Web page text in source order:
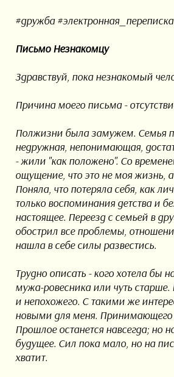
#дружба #электронная_переписка
Письмо Незнакомцу
Здравствуй, пока незнакомый
Причина моего письма -
Полжизни была замужем. Семья
недружная, непонимающая,
- жили "как положено". Со
ощущение, что это не моя жизнь, а
Поняла, что потеряла себя, как
только воспоминания детства и
настоящее. Переезд с семьей в
обострил все проблемы,
нашла в себе силы развестись.
Трудно описать - кого хотела бы
мужа-ровесника или чуть
и непохожего. С такими же
новыми для меня. Принимающего
Прошлое останется навсегда; но
будущее. Сил пока мало, но на
хватит.